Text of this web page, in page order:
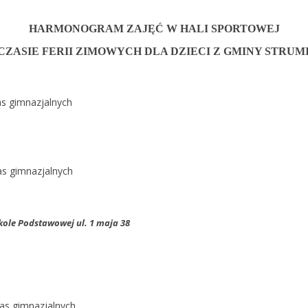
HARMONOGRAM ZAJĘĆ W HALI SPORTOWEJ
FERII ZIMOWYCH DLA DZIECI Z GMINY
gimnazjalnych
gimnazjalnych
Podstawowej ul. 1 maja 38